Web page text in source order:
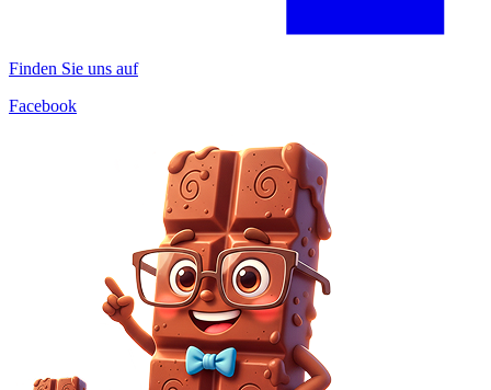
Finden Sie uns auf
Facebook